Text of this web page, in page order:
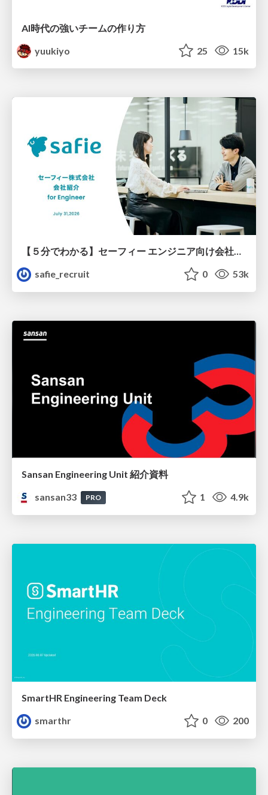
AI時代の強いチームの作り方
yuukiyo
25 15k
【５分でわかる】セーフィー エンジニア向け会社紹介
safie_recruit
0 53k
Sansan Engineering Unit 紹介資料
sansan33
PRO 1 4.9k
SmartHR Engineering Team Deck
smarthr
0 200